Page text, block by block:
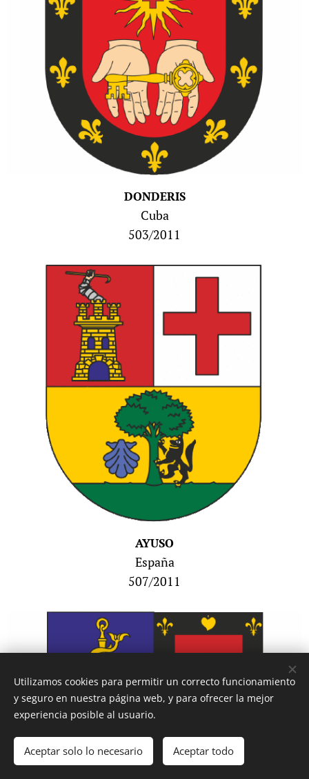
DONDERIS
Cuba
503/2011
AYUSO
España
507/2011
Utilizamos cookies para permitir un correcto funcionamiento
y seguro en nuestra página web, y para ofrecer la mejor
experiencia posible al usuario.
Aceptar solo lo necesario Aceptar todo